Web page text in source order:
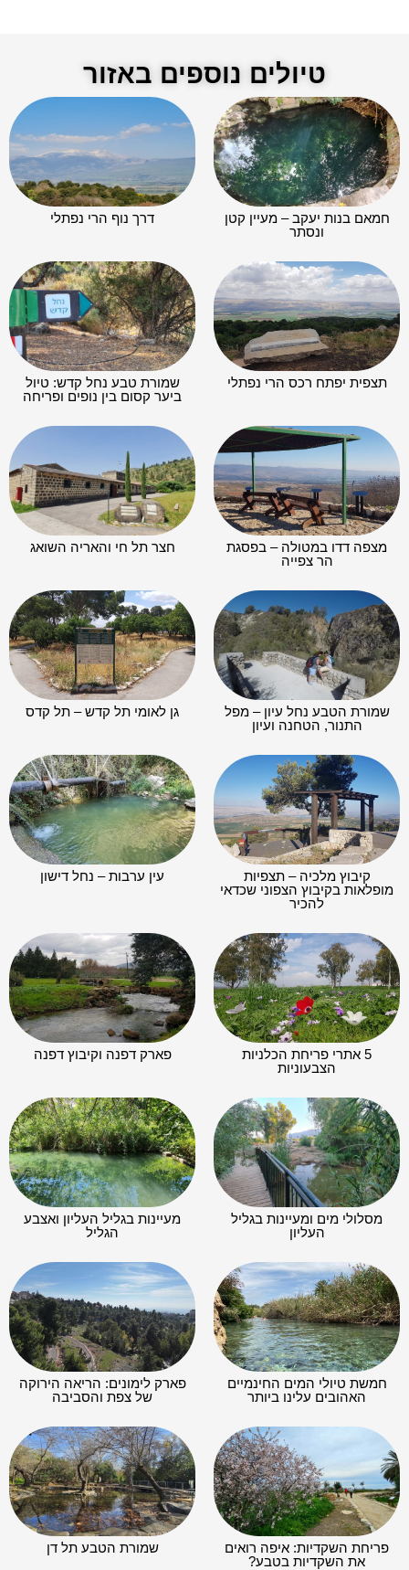
טיולים נוספים באזור
חמאם בנות יעקב – מעיין קטן
ונסתר​
דרך נוף הרי נפתלי
תצפית יפתח רכס הרי נפתלי
שמורת טבע נחל קדש: טיול
ביער קסום בין נופים ופריחה
מצפה דדו במטולה – בפסגת
הר צפייה
חצר תל חי והאריה השואג
שמורת הטבע נחל עיון – מפל
התנור, הטחנה ועיון
גן לאומי תל קדש – תל קדס
קיבוץ מלכיה – תצפיות
מופלאות בקיבוץ הצפוני שכדאי
להכיר
עין ערבות – נחל דישון
5 אתרי פריחת הכלניות
הצבעוניות
פארק דפנה וקיבוץ דפנה
מסלולי מים ומעיינות בגליל
העליון
מעיינות בגליל העליון ואצבע
הגליל
חמשת טיולי המים החינמיים
האהובים עלינו ביותר
פארק לימונים: הריאה הירוקה
של צפת והסביבה
פריחת השקדיות: איפה רואים
את השקדיות בטבע?
שמורת הטבע תל דן